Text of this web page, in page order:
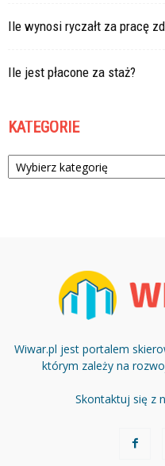
Ile wynosi ryczałt za pracę
Ile jest płacone za staż?
KATEGORIE
Kategorie
Wiwar.pl jest portalem
którym zależy na
Skontaktuj się z